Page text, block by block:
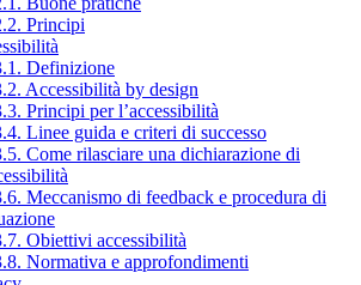
Principi
Definizione
Accessibilità by design
Principi per l’accessibilità
Linee guida e criteri di successo
Come rilasciare una dichiarazione di
Meccanismo di feedback e procedura di
Obiettivi accessibilità
Normativa e approfondimenti